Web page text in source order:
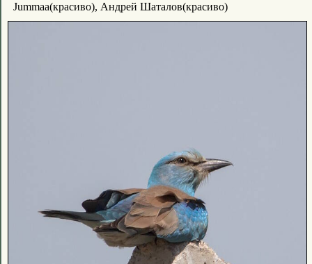
Jummaa(красиво), Андрей Шаталов(красиво)